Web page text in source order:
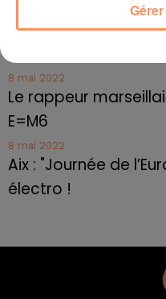
Marseille : appel à
8 mai 2022
Le rappeur
E=M6
8 mai 2022
Aix : "Journée de
électro !